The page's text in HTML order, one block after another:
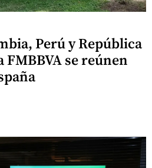
Perú y República
se reúnen